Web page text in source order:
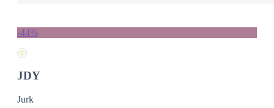
-44%
JDY
Jurk